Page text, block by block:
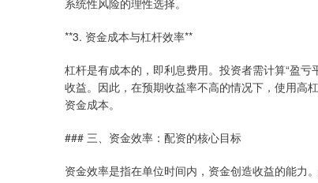
**3. 资金成本与杠杆效率**
杠杆是有成本的，即利息费用。投资者需计算“盈
收益。因此，在预期收益率不高的情况下，使用高
资金成本。
### 三、资金效率：配资的核心目标
资金效率是指在单位时间内，资金创造收益的能力